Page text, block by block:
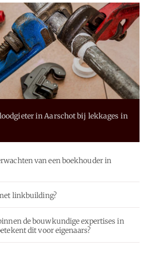
in Aarschot bij lekkages in
van een boekhouder in
linkbuilding?
de bouwkundige expertises in
dit voor eigenaars?